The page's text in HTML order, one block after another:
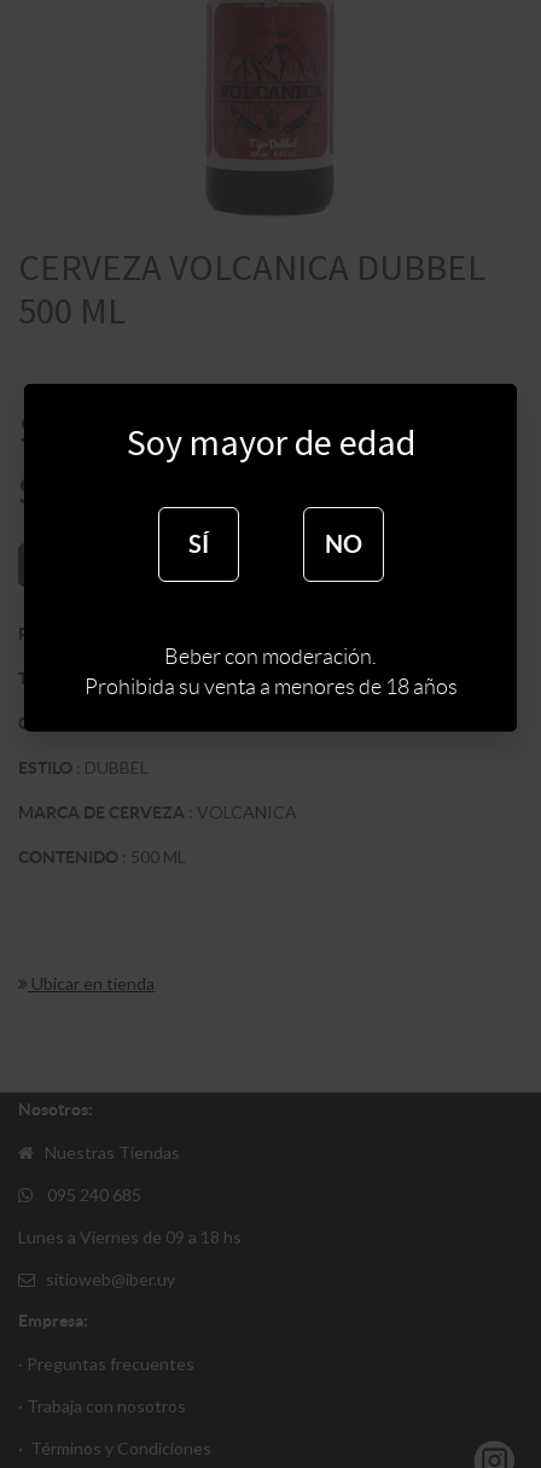
CERVEZA VOLCANICA DUBBEL
500 ML
$
$
PAIS
TIPO DE CERVEZA: ARTESANAL
COLOR
ESTILO : DUBBEL
MARCA DE CERVEZA : VOLCANICA
CONTENIDO : 500 ML
Ubicar en tienda
Nosotros:
Nuestras Tiendas
095 240 685
Lunes a Viernes de 09 a 18 hs
sitioweb@iber.uy
Empresa:
· Preguntas frecuentes
· Trabaja con nosotros
· Términos y Condiciones
Soy mayor de edad
SÍ NO
Beber con moderación.
Prohibida su venta a menores de 18 años